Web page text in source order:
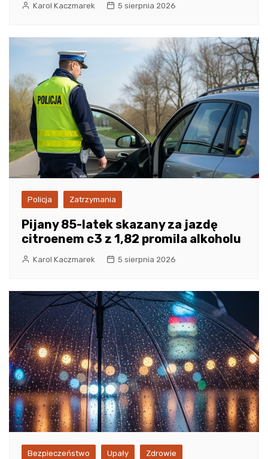
Karol Kaczmarek 5 sierpnia 2026
Policja Zatrzymania
Pijany 85-latek skazany za jazdę
citroenem c3 z 1,82 promila alkoholu
Karol Kaczmarek 5 sierpnia 2026
Bezpieczeństwo Upały Zdrowie